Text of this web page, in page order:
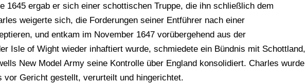
1645 ergab er sich einer schottischen Truppe, die ihn schließlich dem
weigerte sich, die Forderungen seiner Entführer nach einer
und entkam im November 1647 vorübergehend aus der
Isle of Wight wieder inhaftiert wurde, schmiedete ein Bündnis mit Schottland,
New Model Army seine Kontrolle über England konsolidiert. Charles wurde
vor Gericht gestellt, verurteilt und hingerichtet.